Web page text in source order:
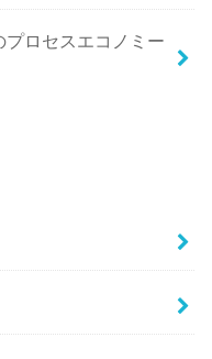
ロセスエコノミー